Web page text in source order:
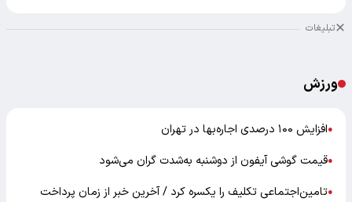
تبلیغات
ورزش
●افزایش ۱۰۰ درصدی اجاره‌بها در تهران
●قیمت گوشی آیفون از دوشنبه به‌شدت گران‌ می‌شود
●تامین‌اجتماعی تکلیف را یکسره کرد / آخرین خبر از زمان پرداخت